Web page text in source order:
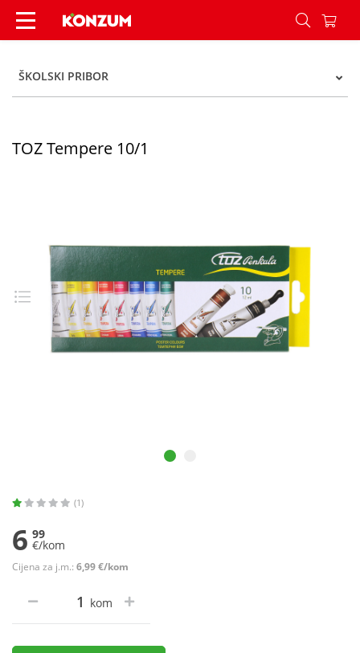
TOZ Tempere 10/1 - Konzum
ŠKOLSKI PRIBOR
TOZ Tempere 10/1
(1)
6 99
€/kom
Cijena za j.m.: 6,99 €/kom
kom